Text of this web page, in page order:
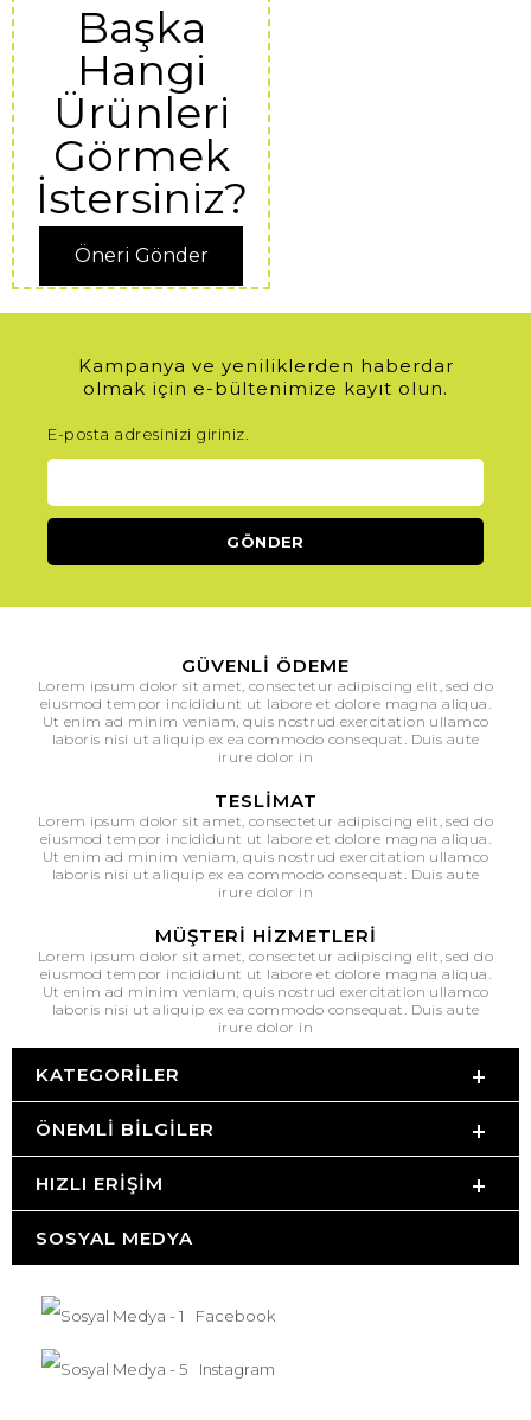
Başka
Hangi
Ürünleri
Görmek
İstersiniz?
Öneri Gönder
Kampanya ve yeniliklerden haberdar
olmak için e-bültenimize kayıt olun.
E-posta adresinizi giriniz.
GÜVENLI ÖDEME
Lorem ipsum dolor sit amet, consectetur adipiscing elit, sed do
eiusmod tempor incididunt ut labore et dolore magna aliqua.
Ut enim ad minim veniam, quis nostrud exercitation ullamco
laboris nisi ut aliquip ex ea commodo consequat. Duis aute
irure dolor in
TESLIMAT
Lorem ipsum dolor sit amet, consectetur adipiscing elit, sed do
eiusmod tempor incididunt ut labore et dolore magna aliqua.
Ut enim ad minim veniam, quis nostrud exercitation ullamco
laboris nisi ut aliquip ex ea commodo consequat. Duis aute
irure dolor in
MÜŞTERI HIZMETLERI
Lorem ipsum dolor sit amet, consectetur adipiscing elit, sed do
eiusmod tempor incididunt ut labore et dolore magna aliqua.
Ut enim ad minim veniam, quis nostrud exercitation ullamco
laboris nisi ut aliquip ex ea commodo consequat. Duis aute
irure dolor in
KATEGORILER
ÖNEMLI BILGILER
HIZLI ERIŞIM
SOSYAL MEDYA
Facebook
Instagram